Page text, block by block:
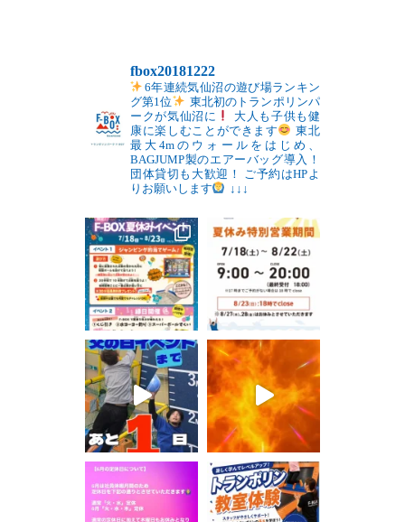
fbox20181222
6年連続気仙沼の遊び場ランキン
グ第1位
東北初のトランポリンパ
ークが気仙沼に
大人も子供も健
康に楽しむことができます
東北
最大4mのウォールをはじめ、
BAGJUMP製のエアーバッグ導入！
団体貸切も大歓迎！
ご予約はHPよ
りお願いします
↓↓↓